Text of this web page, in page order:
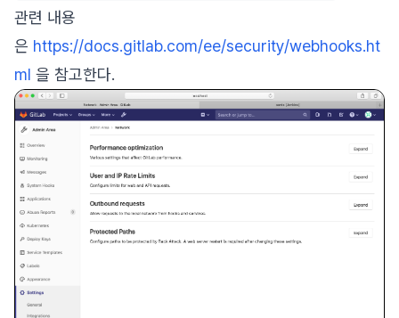
관련 내용
은 https://docs.gitlab.com/ee/security/webhooks.ht
ml 을 참고한다.